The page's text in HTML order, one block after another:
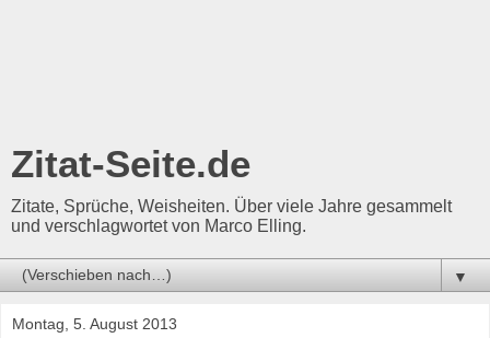
Zitat-Seite.de
Zitate, Sprüche, Weisheiten. Über viele Jahre gesammelt
und verschlagwortet von Marco Elling.
▼
Montag, 5. August 2013